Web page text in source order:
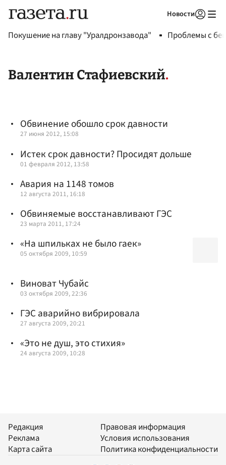
Новости
Покушение на главу "Уралдронзавода" Проблемы с
Валентин Стафиевский
Обвинение обошло срок давности
27 июня 2012, 15:08
Истек срок давности? Просидят дольше
01 февраля 2012, 13:58
Авария на 1148 томов
12 августа 2011, 16:18
Обвиняемые восстанавливают ГЭС
23 марта 2011, 17:24
«На шпильках не было гаек»
05 октября 2009, 10:59
Виноват Чубайс
03 октября 2009, 22:36
ГЭС аварийно вибрировала
27 августа 2009, 20:21
«Это не душ, это стихия»
24 августа 2009, 10:28
Редакция
Реклама
Карта сайта
Правовая информация
Условия использования
Политика конфиденциальности